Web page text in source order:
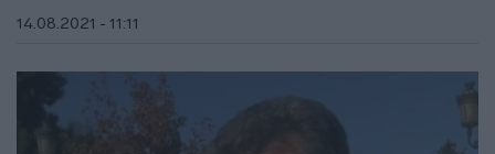
14.08.2021 - 11:11